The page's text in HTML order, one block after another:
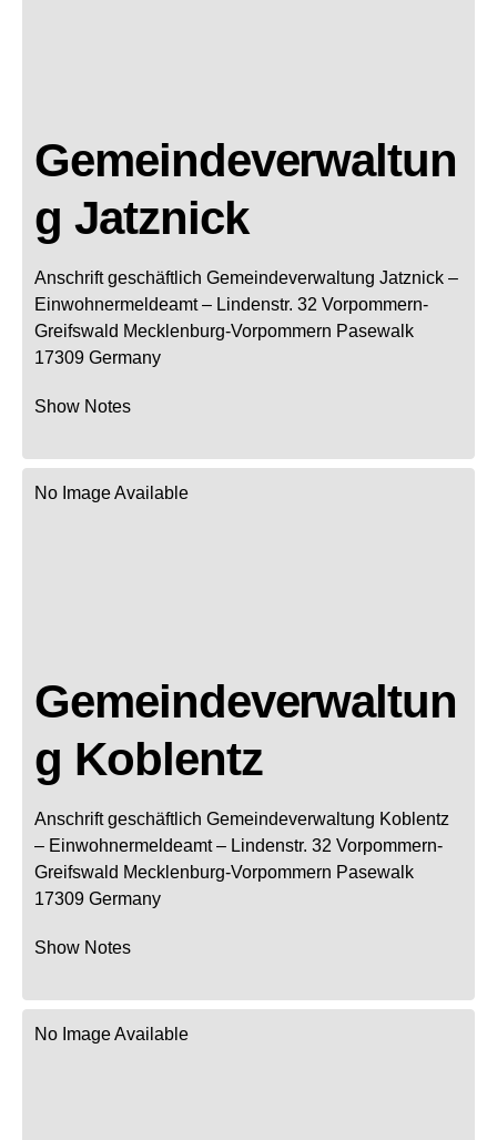
Gemeindeverwaltun
g Jatznick
Anschrift geschäftlich Gemeindeverwaltung Jatznick –
Einwohnermeldeamt – Lindenstr. 32 Vorpommern-
Greifswald Mecklenburg-Vorpommern Pasewalk
17309 Germany
Show Notes
No Image Available
Gemeindeverwaltun
g Koblentz
Anschrift geschäftlich Gemeindeverwaltung Koblentz
– Einwohnermeldeamt – Lindenstr. 32 Vorpommern-
Greifswald Mecklenburg-Vorpommern Pasewalk
17309 Germany
Show Notes
No Image Available